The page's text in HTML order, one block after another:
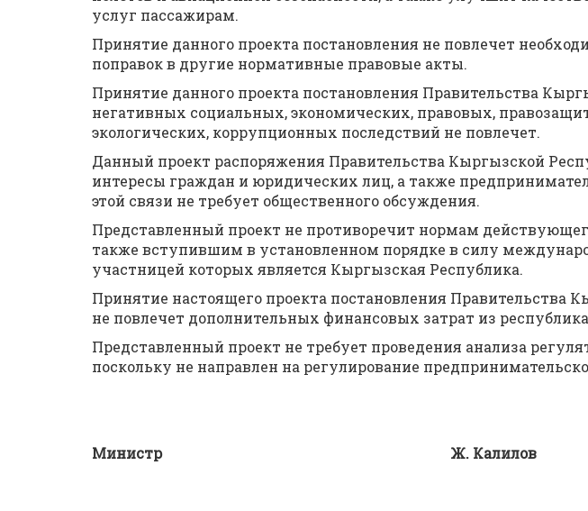
услуг пассажирам.
Принятие данного проекта постановления не повлечет
поправок в другие нормативные правовые акты.
Принятие данного проекта постановления Правительства
негативных социальных, экономических, правовых,
экологических, коррупционных последствий не повлечет.
Данный проект распоряжения Правительства Кыргызской
интересы граждан и юридических лиц, а также
этой связи не требует общественного обсуждения.
Представленный проект не противоречит нормам
также вступившим в установленном порядке в силу
участницей которых является Кыргызская Республика.
Принятие настоящего проекта постановления Правительства
не повлечет дополнительных финансовых затрат из
Представленный проект не требует проведения анализа
поскольку не направлен на регулирование
Министр Ж. Калилов